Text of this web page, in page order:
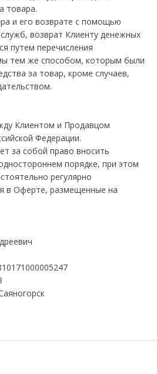
товара.
и его возврате с помощью
возврат Клиенту денежных
путем перечисления
тем же способом, которым были
за товар, кроме случаев,
Клиентом и Продавцом
Федерации.
за собой право вносить
порядке, при этом
регулярно
в Оферте, размещенные на